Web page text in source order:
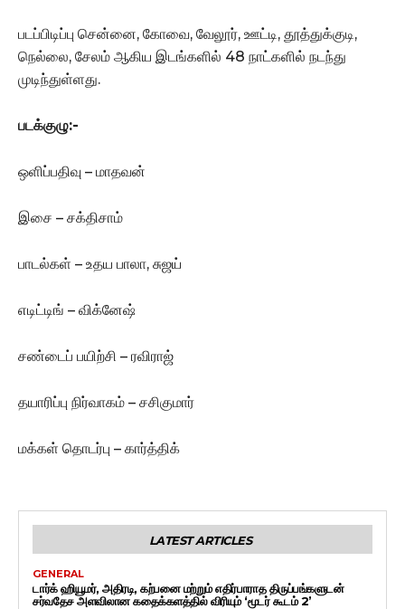
படப்பிடிப்பு சென்னை, கோவை, வேலூர், ஊட்டி, தூத்துக்குடி,
நெல்லை, சேலம் ஆகிய இடங்களில் 48 நாட்களில் நடந்து
முடிந்துள்ளது.
படக்குழு:-
ஒளிப்பதிவு – மாதவன்
இசை – சக்திசாம்
பாடல்கள் – உதய பாலா, சுஜய்
எடிட்டிங் – விக்னேஷ்
சண்டைப் பயிற்சி – ரவிராஜ்
தயாரிப்பு நிர்வாகம் – சசிகுமார்
மக்கள் தொடர்பு – கார்த்திக்
LATEST ARTICLES
GENERAL
டார்க் ஹியூமர், அதிரடி, கற்பனை மற்றும் எதிர்பாராத திருப்பங்களுடன்
சர்வதேச அளவிலான கதைக்களத்தில் விரியும் ‘மூடர் கூடம் 2’